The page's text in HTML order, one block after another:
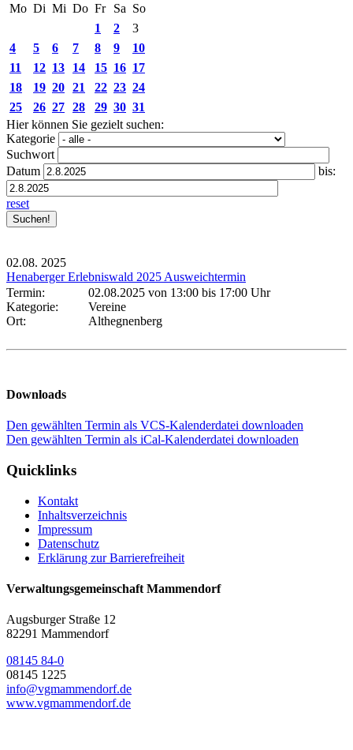
Mo Di Mi Do Fr Sa So
1
2
3
4
5 6 7 8 9
10
11
12 13 14 15 16 17
18
19 20 21 22 23 24
25
26 27 28 29 30 31
Hier können Sie gezielt suchen:
Kategorie
Suchwort
Datum
bis:
reset
02.08. 2025
Henaberger Erlebniswald 2025 Ausweichtermin
Termin:
02.08.2025 von 13:00 bis 17:00 Uhr
Kategorie:
Vereine
Ort:
Althegnenberg
Downloads
Den gewählten Termin als VCS-Kalenderdatei downloaden
Den gewählten Termin als iCal-Kalenderdatei downloaden
Quicklinks
Kontakt
Inhaltsverzeichnis
Impressum
Datenschutz
Erklärung zur Barrierefreiheit
Verwaltungsgemeinschaft Mammendorf
Augsburger Straße 12
82291 Mammendorf
08145 84-0
08145 1225
info@vgmammendorf.de
www.vgmammendorf.de